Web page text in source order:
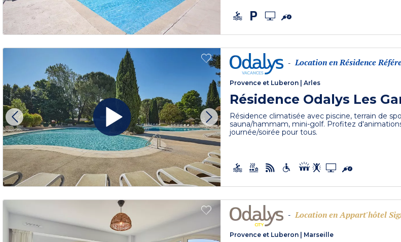
- Location en Résidence
Provence et Luberon |Arles
Résidence Odalys Les
Résidence climatisée avec piscine, terrain de
sauna/hammam, mini-golf. Profitez
journée/soirée pour tous.
- Location en Appart'hôtel
Provence et Luberon Marseille